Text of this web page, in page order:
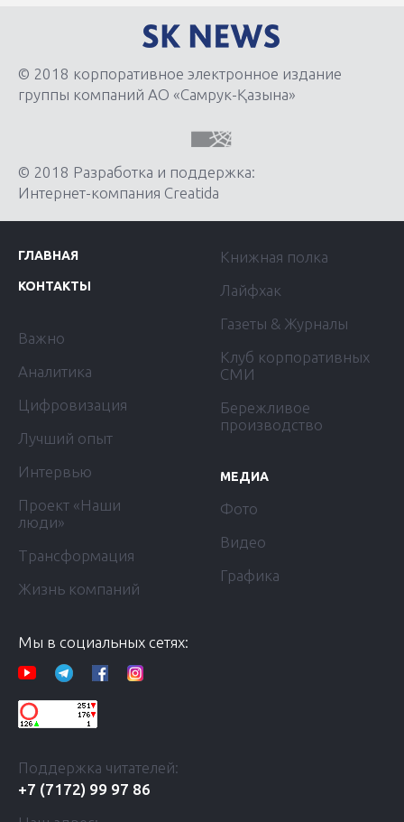
© 2018 корпоративное электронное издание
группы компаний АО «Самрук-Қазына»
© 2018 Разработка и поддержка:
Интернет-компания Creatida
ГЛАВНАЯ
КОНТАКТЫ
Важно
Аналитика
Цифровизация
Лучший опыт
Интервью
Проект «Наши
люди»
Трансформация
Жизнь компаний
Книжная полка
Лайфхак
Газеты & Журналы
Клуб корпоративных
СМИ
Бережливое
производство
МЕДИА
Фото
Видео
Графика
Мы в социальных сетях:
Поддержка читателей:
+7 (7172) 99 97 86